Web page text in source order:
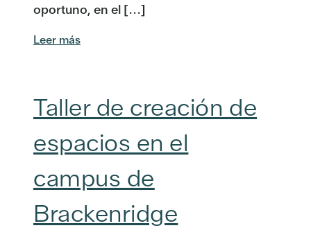
oportuno, en el [...]
Leer más
Taller de creación de
espacios en el
campus de
Brackenridge